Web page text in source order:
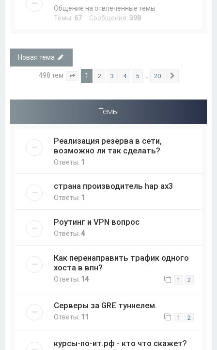
Общение на отвлеченные темы
Темы: 67Сообщения: 398
Новая тема
498 тем Страница из 20
1 2 3 4 5 20
Темы
Реализация резерва в сети,
возможно ли так сделать?
Ответы: 1
страна производитель hap ax3
Ответы: 1
Роутинг и VPN вопрос
Ответы:4
Как перенаправить трафик одного
хоста в впн?
Ответы: 14 1 2
Серверы за GRE туннелем.
Ответы: 11 1 2
курсы-по-ит.рф - кто что скажет?